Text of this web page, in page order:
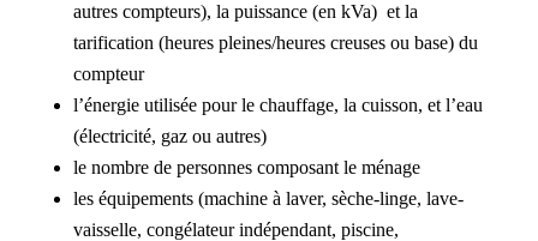
autres compteurs), la puissance (en kVa) et la
tarification (heures pleines/heures creuses ou base) du
compteur
l’énergie utilisée pour le chauffage, la cuisson, et l’eau
(électricité, gaz ou autres)
le nombre de personnes composant le ménage
les équipements (machine à laver, sèche-linge, lave-
vaisselle, congélateur indépendant, piscine,